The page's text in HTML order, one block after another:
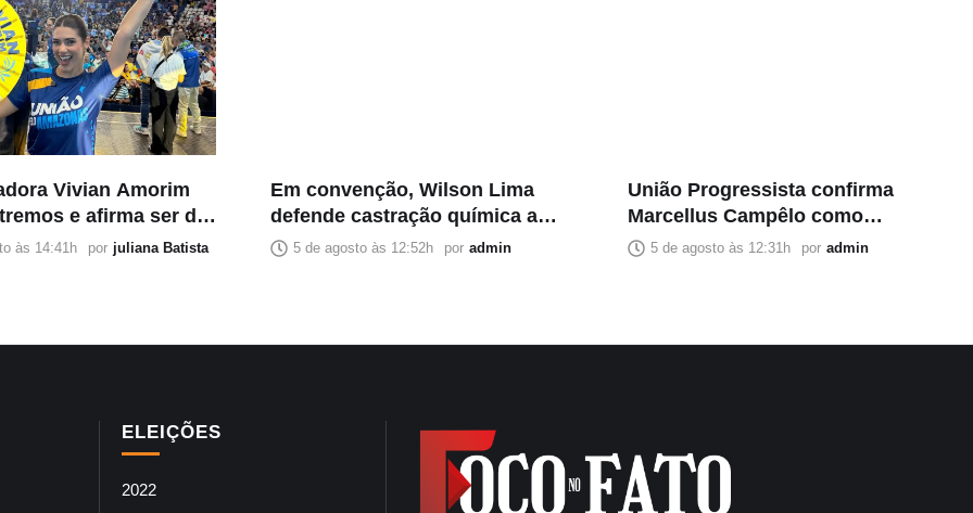
Vivian Amorim
e afirma ser de
às 14:41h por juliana Batista
Em convenção, Wilson Lima
defende castração química a
estupradores condenados e
5 de agosto às 12:52h por admin
União Progressista confirma
Marcellus Campêlo como
grande aposta para deputado
5 de agosto às 12:31h por admin
ELEIÇÕES
2022